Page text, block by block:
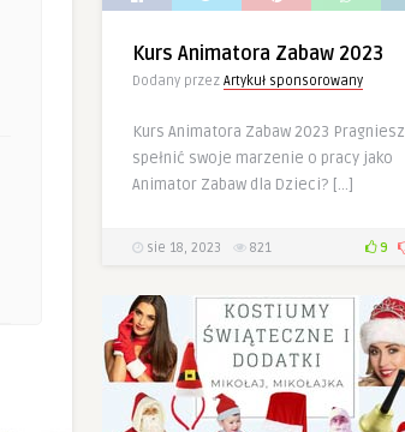
Kurs Animatora Zabaw 2023
Dodany przez Artykuł sponsorowany
Kurs Animatora Zabaw 2023 Pragniesz
spełnić swoje marzenie o pracy jako
Animator Zabaw dla Dzieci? […]
sie 18, 2023 821 9